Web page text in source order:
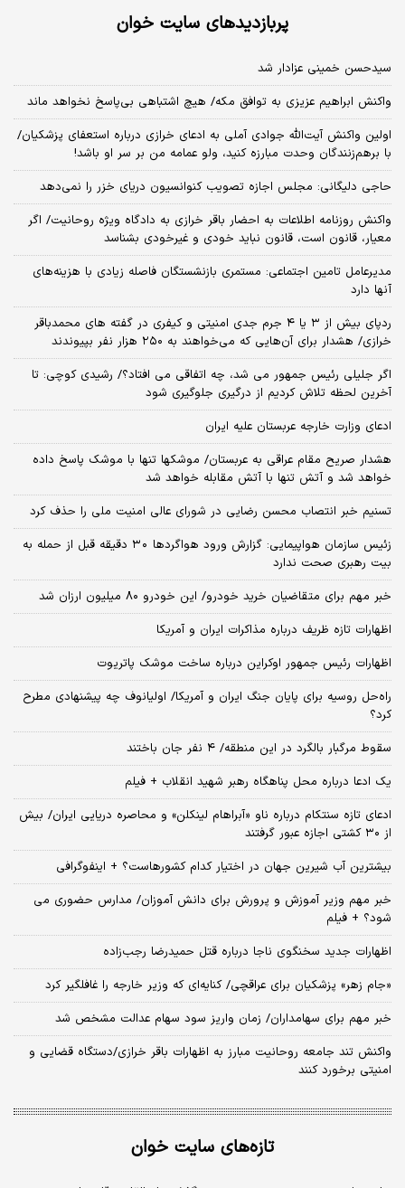
پربازدیدهای سایت خوان
سیدحسن خمینی عزادار شد
واکنش ابراهیم عزیزی به توافق مکه/ هیچ اشتباهی بی‌پاسخ نخواهد ماند
اولین واکنش آیت‌الله جوادی آملی به ادعای خرازی درباره استعفای پزشکیان/
با برهم‌زنندگان وحدت مبارزه کنید، ولو عمامه من بر سر او باشد!
حاجی دلیگانی: مجلس اجازه تصویب کنوانسیون دریای خزر را نمی‌دهد
واکنش روزنامه اطلاعات به احضار باقر خرازی به دادگاه ویژه روحانیت/ اگر
معیار، قانون است، قانون نباید خودی و غیرخودی بشناسد
مدیرعامل تامین اجتماعی: مستمری بازنشستگان فاصله زیادی با هزینه‌های
آنها دارد
ردپای بیش از ۳ یا ۴ جرم جدی امنیتی و کیفری در گفته های محمدباقر
خرازی/ هشدار برای آن‌هایی که می‌خواهند به ۲۵۰ هزار نفر بپیوندند
اگر جلیلی رئیس جمهور می شد، چه اتفاقی می افتاد؟/ رشیدی کوچی: تا
آخرین لحظه تلاش کردیم از درگیری جلوگیری شود
ادعای وزارت خارجه عربستان علیه ایران
هشدار صریح مقام عراقی به عربستان/ موشکها تنها با موشک پاسخ داده
خواهد شد و آتش تنها با آتش مقابله خواهد شد
تسنیم خبر انتصاب محسن رضایی در شورای عالی امنیت ملی را حذف کرد
زئیس سازمان هواپیمایی: گزارش ورود هواگردها ٣٠ دقیقه قبل از حمله به
بیت رهبری صحت ندارد
خبر مهم برای متقاضیان خرید خودرو/ این خودرو ۸۰ میلیون ارزان شد
اظهارات تازه ظریف درباره مذاکرات ایران و آمریکا
اظهارات رئیس جمهور اوکراین درباره ساخت موشک پاتریوت
راه‌حل روسیه برای پایان جنگ ایران و آمریکا/ اولیانوف چه پیشنهادی مطرح
کرد؟
سقوط مرگبار بالگرد در این منطقه/ ۴ نفر جان باختند
یک ادعا درباره محل پناهگاه‌ رهبر شهید انقلاب + فیلم
ادعای تازه سنتکام درباره ناو «آبراهام لینکلن» و محاصره دریایی ایران/ بیش
از ۳۰ کشتی اجازه عبور گرفتند
بیشترین آب شیرین جهان در اختیار کدام کشورهاست؟ + اینفوگرافی
خبر مهم وزیر آموزش و پرورش برای دانش آموزان/ مدارس حضوری می
شود؟ + فیلم
اظهارات جدید سخنگوی ناجا درباره قتل حمیدرضا رجب‌زاده
«جام زهر» پزشکیان برای عراقچی/ کنایه‌ای که وزیر خارجه را غافلگیر کرد
خبر مهم برای سهامداران/ زمان واریز سود سهام عدالت مشخص شد
واکنش تند جامعه روحانیت مبارز به اظهارات باقر خرازی/دستگاه قضایی و
امنیتی برخورد کنند
تازه‌های سایت خوان